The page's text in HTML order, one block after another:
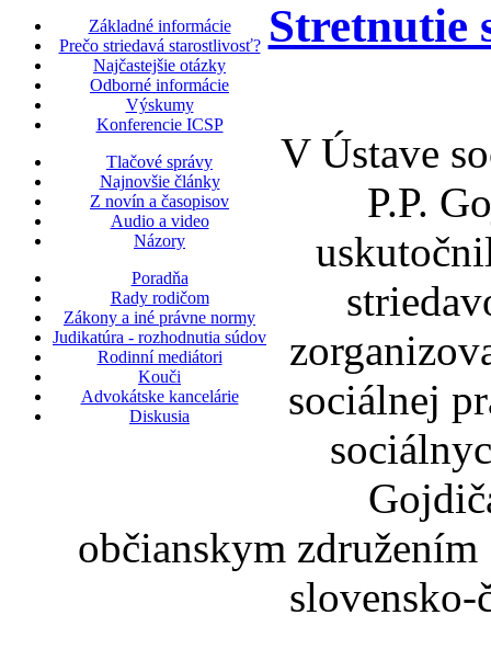
Základné informácie
Prečo striedavá starostlivosť?
Najčastejšie otázky
Odborné informácie
Výskumy
Konferencie ICSP
Tlačové správy
Najnovšie články
Z novín a časopisov
Audio a video
Názory
Poradňa
Rady rodičom
Zákony a iné právne normy
Judikatúra - rozhodnutia súdov
Rodinní mediátori
Kouči
Advokátske kancelárie
Diskusia
Stretnutie
V Ústave
P.P.
sociálnej
občianskym
slovensko-